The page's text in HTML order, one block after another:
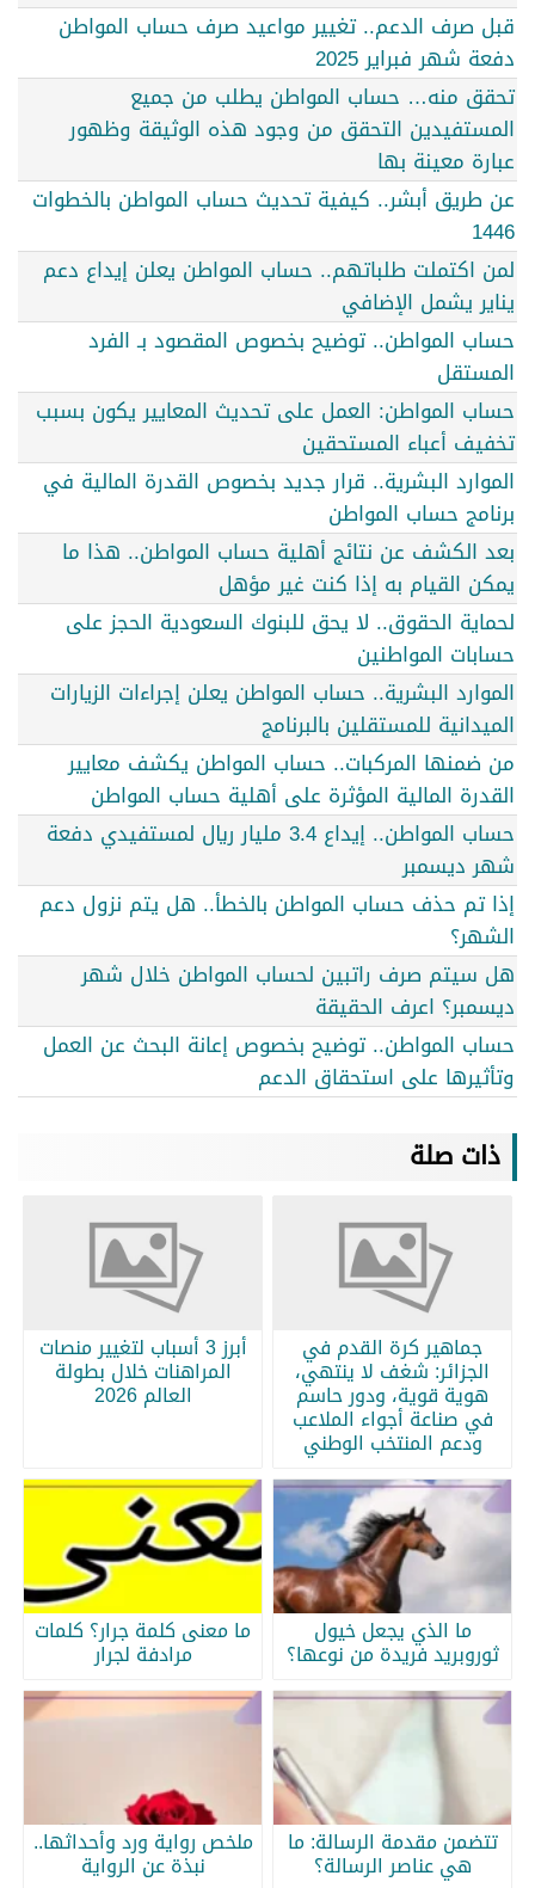
قبل صرف الدعم.. تغيير مواعيد صرف حساب المواطن
دفعة شهر فبراير 2025
تحقق منه… حساب المواطن يطلب من جميع
المستفيدين التحقق من وجود هذه الوثيقة وظهور
عبارة معينة بها
عن طريق أبشر.. كيفية تحديث حساب المواطن بالخطوات
1446
لمن اكتملت طلباتهم.. حساب المواطن يعلن إيداع دعم
يناير يشمل الإضافي
حساب المواطن.. توضيح بخصوص المقصود بـ الفرد
المستقل
حساب المواطن: العمل على تحديث المعايير يكون بسبب
تخفيف أعباء المستحقين
الموارد البشرية.. قرار جديد بخصوص القدرة المالية في
برنامج حساب المواطن
بعد الكشف عن نتائج أهلية حساب المواطن.. هذا ما
يمكن القيام به إذا كنت غير مؤهل
لحماية الحقوق.. لا يحق للبنوك السعودية الحجز على
حسابات المواطنين
الموارد البشرية.. حساب المواطن يعلن إجراءات الزيارات
الميدانية للمستقلين بالبرنامج
من ضمنها المركبات.. حساب المواطن يكشف معايير
القدرة المالية المؤثرة على أهلية حساب المواطن
حساب المواطن.. إيداع 3.4 مليار ريال لمستفيدي دفعة
شهر ديسمبر
إذا تم حذف حساب المواطن بالخطأ.. هل يتم نزول دعم
الشهر؟
هل سيتم صرف راتبين لحساب المواطن خلال شهر
ديسمبر؟ اعرف الحقيقة
حساب المواطن.. توضيح بخصوص إعانة البحث عن العمل
وتأثيرها على استحقاق الدعم
ذات صلة
جماهير كرة القدم في
الجزائر: شغف لا ينتهي،
هوية قوية، ودور حاسم
في صناعة أجواء الملاعب
ودعم المنتخب الوطني
أبرز 3 أسباب لتغيير منصات
المراهنات خلال بطولة
العالم 2026
ما الذي يجعل خيول
ثوروبريد فريدة من نوعها؟
ما معنى كلمة جرار؟ كلمات
مرادفة لجرار
تتضمن مقدمة الرسالة: ما
هي عناصر الرسالة؟
ملخص رواية ورد وأحداثها..
نبذة عن الرواية